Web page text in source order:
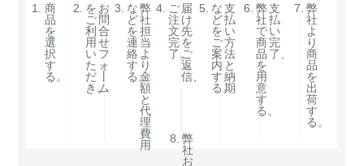
1.
商
品
を
選
択
す
る。
2. を
ご
利
用
い
た
だ
き。
お
問
合
せ
フ
ォ
ム
3. な
ど
を
連
絡
す
る。
弊
社
担
当
よ
り
金
額
と
代
理
費
用
4. ご
注
文
完
了。
届
け
先
を
ご
返
信、
5. な
ど
を
ご
案
内
す
る。
支
払
い
方
法
と
納
期
6. 弊
社
で
商
品
を
用
意
す
る。
支
払
い
完
了、
7. 弊
社
よ
り
商
品
を
出
荷
す
る。
8. 弊
社
お